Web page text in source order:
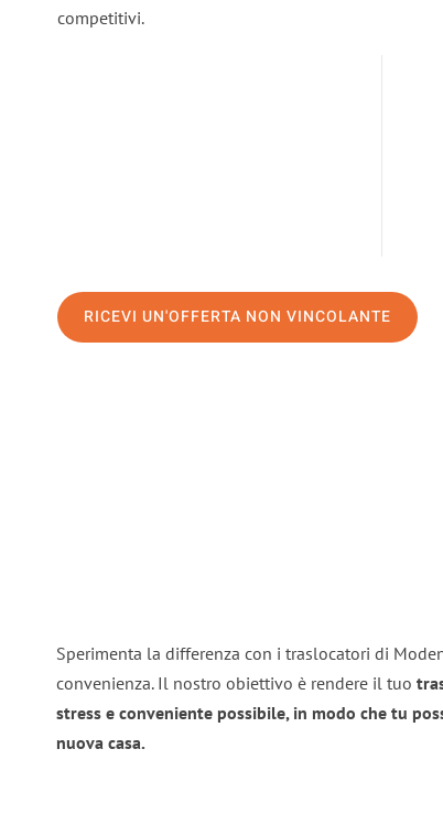
competitivi.
RICEVI UN'OFFERTA NON VINCOLANTE
Sperimenta la differenza con i traslocatori di
convenienza. Il nostro obiettivo è rendere il tuo
stress e conveniente possibile, in modo che tu
nuova casa.